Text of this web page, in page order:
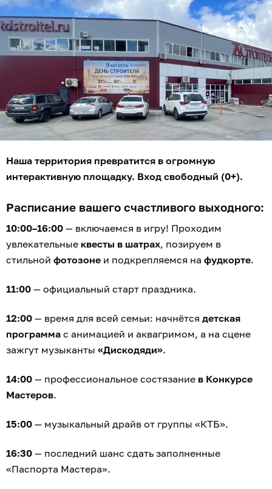
Наша территория превратится в огромную
интерактивную площадку. Вход свободный (0+).
Расписание вашего счастливого выходного:
10:00–16:00 — включаемся в игру! Проходим
увлекательные квесты в шатрах, позируем в
стильной фотозоне и подкрепляемся на фудкорте.
11:00 — официальный старт праздника.
12:00 — время для всей семьи: начнётся детская
программа с анимацией и аквагримом, а на сцене
зажгут музыканты «Дискодяди».
14:00 — профессиональное состязание в Конкурсе
Мастеров.
15:00 — музыкальный драйв от группы «КТБ».
16:30 — последний шанс сдать заполненные
«Паспорта Мастера».